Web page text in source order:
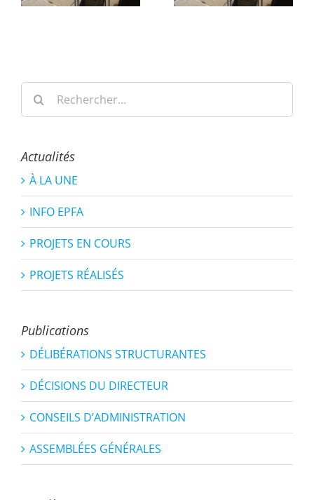
Rechercher:
Actualités
À LA UNE
INFO EPFA
PROJETS EN COURS
PROJETS RÉALISÉS
Publications
DÉLIBÉRATIONS STRUCTURANTES
DÉCISIONS DU DIRECTEUR
CONSEILS D’ADMINISTRATION
ASSEMBLÉES GÉNÉRALES